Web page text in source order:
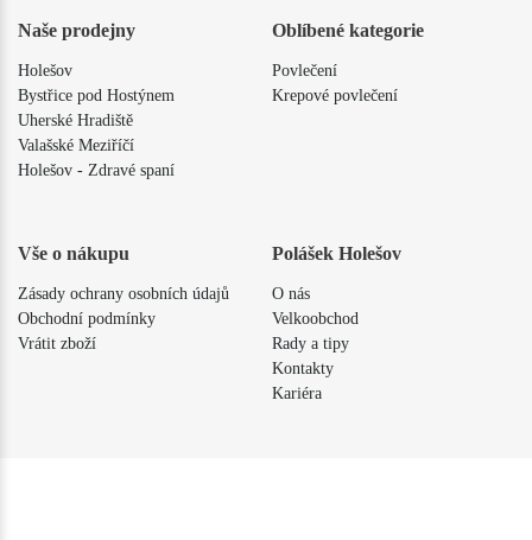
Naše prodejny
Holešov
Bystřice pod Hostýnem
Uherské Hradiště
Valašské Meziříčí
Holešov - Zdravé spaní
Oblíbené kategorie
Povlečení
Krepové povlečení
Vše o nákupu
Zásady ochrany osobních údajů
Obchodní podmínky
Vrátit zboží
Polášek Holešov
O nás
Velkoobchod
Rady a tipy
Kontakty
Kariéra